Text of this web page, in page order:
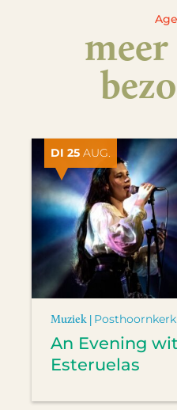
DI 25 AUG.
Muziek | Posthoornkerk
An Evening
Esteruelas